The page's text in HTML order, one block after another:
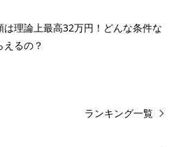
は理論上最高32万円！どんな条件な
えるの？
ランキング一覧